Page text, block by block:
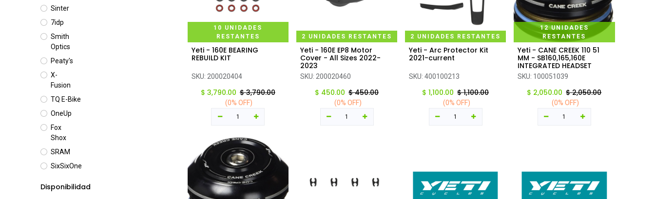
Sinter
7idp
Smith
Optics
Peaty's
X-
Fusion
TQ E-Bike
OneUp
Fox
Shox
SRAM
SixSixOne
Disponibilidad
10 UNIDADES
RESTANTES
Agregar al carrito
Yeti - 160E BEARING
REBUILD KIT
SKU: 200020404
$ 3,790.00 $3,790.00
(0% OFF)
2 UNIDADES RESTANTES
Agregar al carrito
Yeti - 160E EP8 Motor
Cover - All Sizes 2022-
2023
SKU: 200020460
$ 450.00 $450.00
(0% OFF)
2 UNIDADES RESTANTES
Agregar al carrito
Yeti - Arc Protector Kit
2021-current
SKU:400100213
$1,100.00 $1,100.00
(0% OFF)
12 UNIDADES
RESTANTES
Agregar al carrito
Yeti - CANE CREEK 110 51
MM - SB160,165,160E
INTEGRATED HEADSET
SKU: 100051039
$ 2,050.00 $2,050.00
(0% OFF)